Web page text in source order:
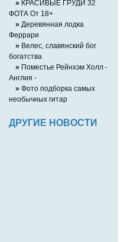
» КРАСИВЫЕ ГРУДИ 32
ФОТА От 18+
» Деревянная лодка
Феррари
» Велес, славянский бог
богатства
» Поместье Рейнхэм Холл -
Англия -
» Фото подборка самых
необычных гитар
ДРУГИЕ НОВОСТИ